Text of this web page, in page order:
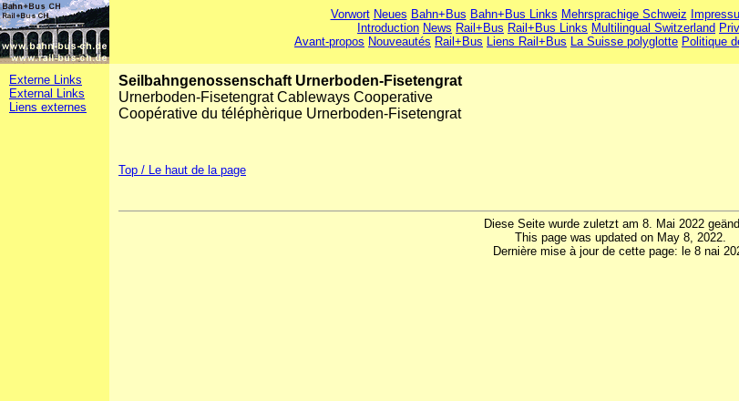
Vorwort Neues Bahn+Bus Bahn+Bus Links Mehrsprachige Schweiz
Introduction News Rail+Bus Rail+Bus Links Multilingual Switzerland
Avant-propos Nouveautés Rail+Bus Liens Rail+Bus La Suisse polyglotte Politique
Externe Links
External Links
Liens externes
Seilbahngenossenschaft Urnerboden-Fisetengrat
Urnerboden-Fisetengrat Cableways Cooperative
Coopérative du téléphèrique Urnerboden-Fisetengrat
Top / Le haut de la page
Diese Seite wurde zuletzt am 8. Mai 2022
This page was updated on May 8, 2022.
Dernière mise à jour de cette page: le 8 nai